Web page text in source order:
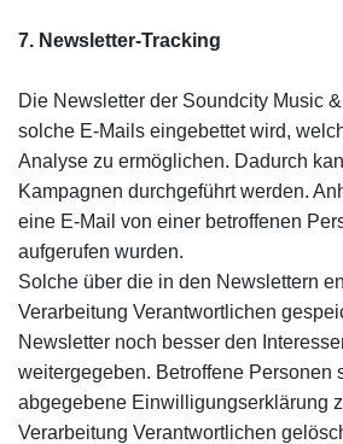
7. Newsletter-Tracking
Die Newsletter der Soundcity Music
solche E-Mails eingebettet wird,
Analyse zu ermöglichen. Dadurch
Kampagnen durchgeführt werden.
eine E-Mail von einer betroffenen
aufgerufen wurden.
Solche über die in den Newslettern
Verarbeitung Verantwortlichen
Newsletter noch besser den
weitergegeben. Betroffene Personen
abgegebene Einwilligungserklärung
Verarbeitung Verantwortlichen